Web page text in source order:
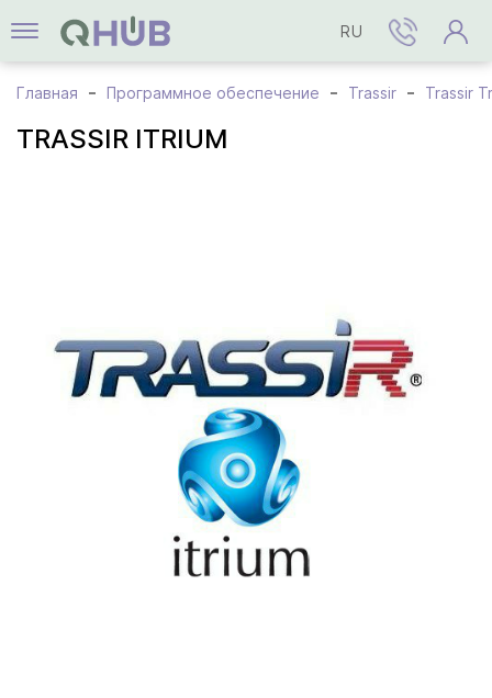
RU
Главная Программное обеспечение Trassir Trassir
TRASSIR ITRIUM